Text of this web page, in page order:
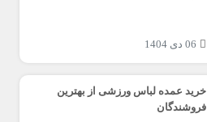
06 دی 1404
خرید عمده لباس ورزشی از بهترین
فروشندگان